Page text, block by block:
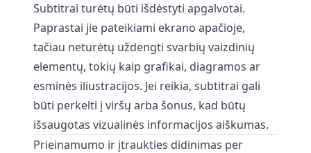
Subtitrai turėtų būti išdėstyti apgalvotai.
Paprastai jie pateikiami ekrano apačioje,
tačiau neturėtų uždengti svarbių vaizdinių
elementų, tokių kaip grafikai, diagramos ar
esminės iliustracijos. Jei reikia, subtitrai gali
būti perkelti į viršų arba šonus, kad būtų
išsaugotas vizualinės informacijos aiškumas.
Prieinamumo ir įtraukties didinimas per